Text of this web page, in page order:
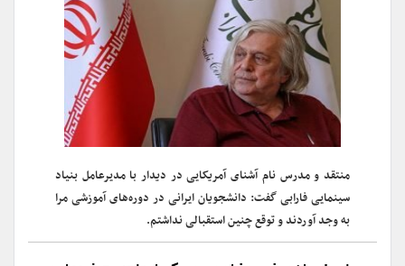
منتقد و مدرس نام آشنای آمریکایی در دیدار با مدیرعامل بنیاد
سینمایی فارابی گفت: دانشجویان ایرانی در دوره‌های آموزشی مرا
به وجد آوردند و توقع چنین استقبالی نداشتم.